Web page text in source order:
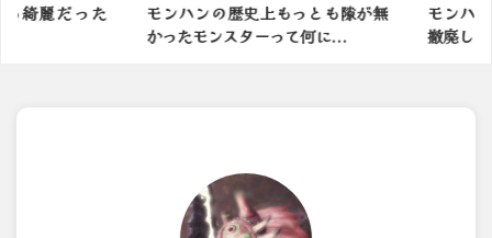
麗だった
モンハンの歴史上もっとも隙が無
かったモンスターって何に...
モンハン
撤廃しま